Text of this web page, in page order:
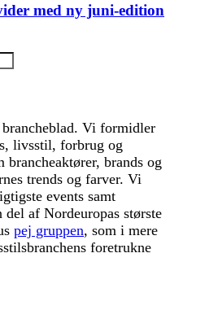
med ny juni-edition
Vi formidler
livsstil, forbrug og
brands og
trends og farver. Vi
events samt
del af Nordeuropas største
pej gruppen, som i mere
foretrukne